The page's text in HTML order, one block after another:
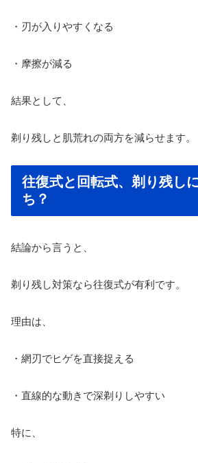
・刃が入りやすくなる
・摩擦が減る
結果として、
剃り残しと肌荒れの両方を減らせます。
往復式と回転式、剃り残し
ち？
結論から言うと、
剃り残し対策なら往復式が有利です。
理由は、
・網刃でヒゲを直接捉える
・直線的な動きで深剃りしやすい
特に、